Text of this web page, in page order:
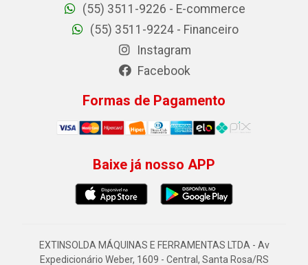
(55) 3511-9226 - E-commerce
(55) 3511-9224 - Financeiro
Instagram
Facebook
Formas de Pagamento
Baixe já nosso APP
EXTINSOLDA MÁQUINAS E FERRAMENTAS LTDA - Av
Expedicionário Weber, 1609 - Central, Santa Rosa/RS